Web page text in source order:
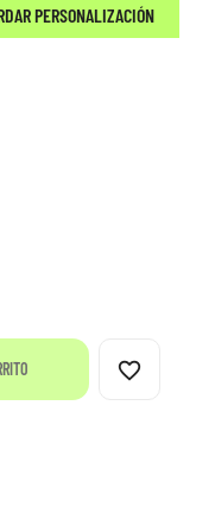
PERSONALIZACIÓN
favorite_border